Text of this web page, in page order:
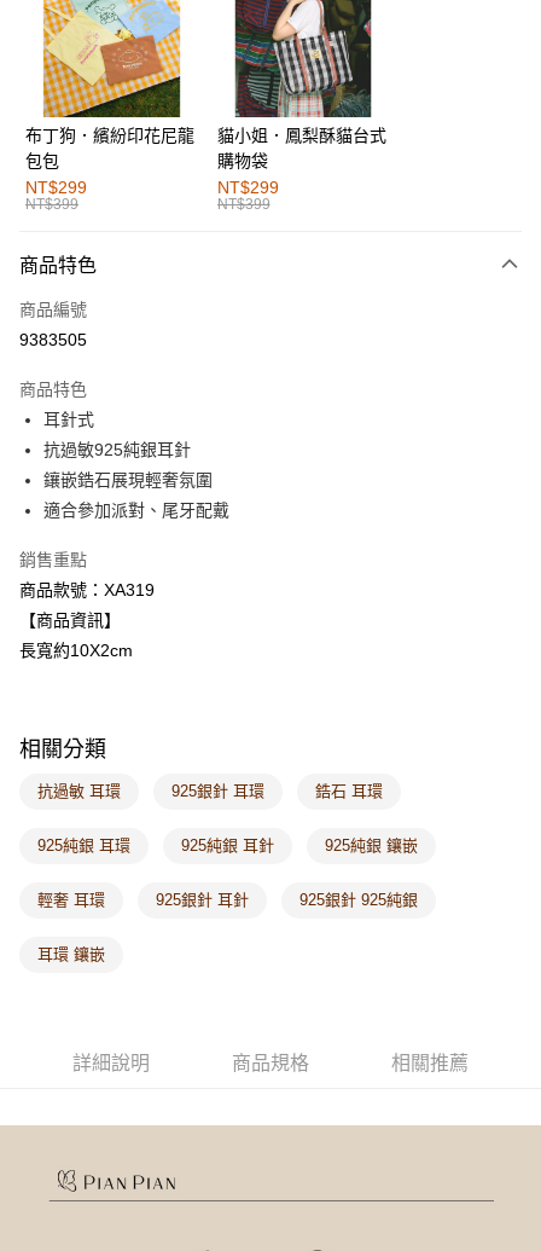
LINE Pay
街口支付
運送方式
全家取貨付款
每筆NT$60，滿NT$1,000(含以上)免運費
付款後全家取貨
萊爾富取貨付款
付款後萊爾富取貨
每筆NT$60，滿NT$1,000(含以上)免運費
7-11取貨付款
每筆NT$60，滿NT$1,000(含以上)免運費
付款後7-11取貨
每筆NT$60，滿NT$1,000(含以上)免運費
宅配
每筆NT$60，滿NT$1,000(含以上)免運費
海外配送-港/澳/新/馬/泰國專屬
海外配送-其他亞洲地區
布丁狗．繽紛印花尼龍
包包
NT$299
NT$399
貓小姐．鳳梨酥貓台式
購物袋
NT$299
NT$399
商品特色
商品編號
9383505
商品特色
耳針式
抗過敏925純銀耳針
鑲嵌鋯石展現輕奢氛圍
適合參加派對、尾牙配戴
銷售重點
商品款號：XA319
【商品資訊】
長寬約10X2cm
相關分類
抗過敏 耳環 925銀針 耳環 鋯石 耳環
925純銀 耳環 925純銀 耳針 925純銀 鑲嵌
輕奢 耳環 925銀針 耳針 925銀針 925純銀
耳環 鑲嵌
詳細說明 商品規格 相關推薦